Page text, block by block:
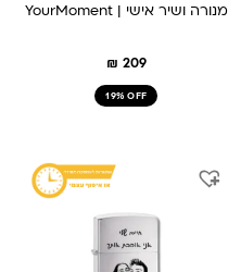
מנורה ושיר אישי | YourMoment
₪ 209
19% OFF
₪ 179.